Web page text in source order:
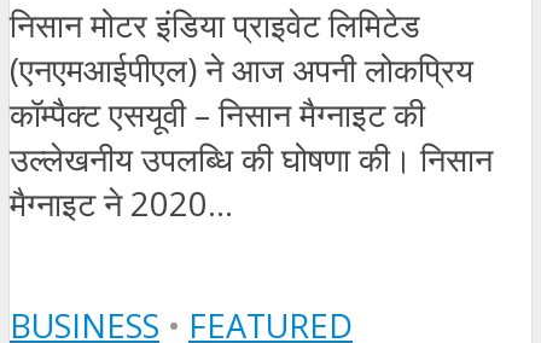
निसान मोटर इंडिया प्राइवेट लिमिटेड
(एनएमआईपीएल) ने आज अपनी लोकप्रिय
कॉम्पैक्ट एसयूवी – निसान मैग्नाइट की
उल्लेखनीय उपलब्धि की घोषणा की। निसान
मैग्नाइट ने 2020...
BUSINESS • FEATURED